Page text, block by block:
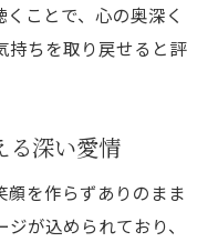
ことで、心の奥深く
持ちを取り戻せると評
る深い愛情
顔を作らずありのまま
が込められており、